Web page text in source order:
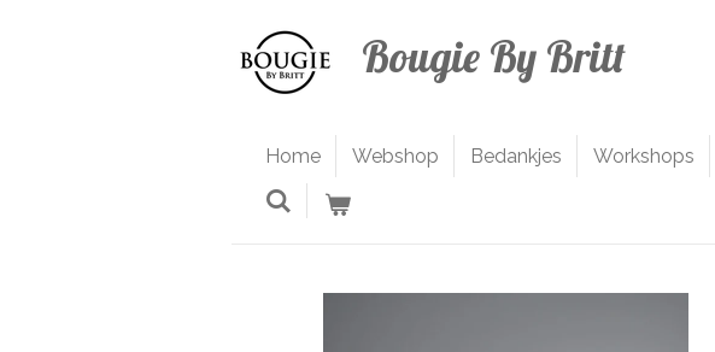
Bougie By Britt
Home Webshop Bedankjes Workshops